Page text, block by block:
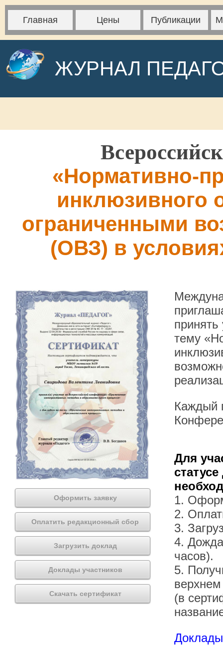
Главная Цены Публикации
ЖУРНАЛ
«Нормативно-
инклюзивного
ограниченными
(ОВЗ) в
Оформить заявку
Оплатить редакционный сбор
Загрузить доклад
Доклады участников
Скачать сертификат
тему
Каждый
Для
1.
2.
3.
4.
часов).
5.
(в